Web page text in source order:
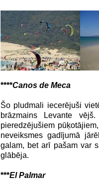
****Canos de Meca
Šo pludmali iecerējuši
brāzmains Levante
pieredzējušiem
neveiksmes gadījumā
galam, bet arī pašam var
glābēja.
***El Palmar